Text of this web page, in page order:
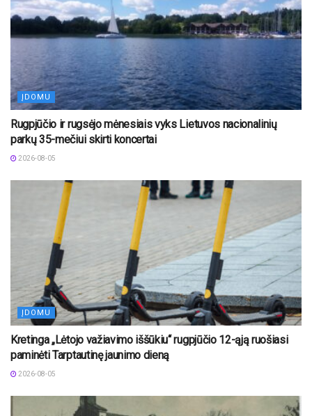
ĮDOMU
Rugpjūčio ir rugsėjo mėnesiais vyks Lietuvos nacionalinių
parkų 35-mečiui skirti koncertai
2026-08-05
ĮDOMU
Kretinga „Lėtojo važiavimo iššūkiu“ rugpjūčio 12-ąją ruošiasi
paminėti Tarptautinę jaunimo dieną
2026-08-05